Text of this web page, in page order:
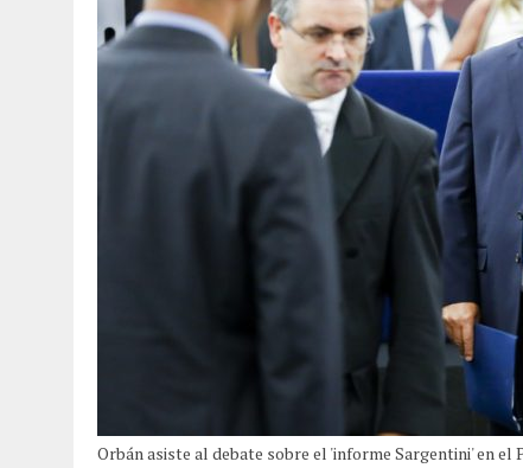
Orbán asiste al debate sobre el 'informe Sargentini' en el